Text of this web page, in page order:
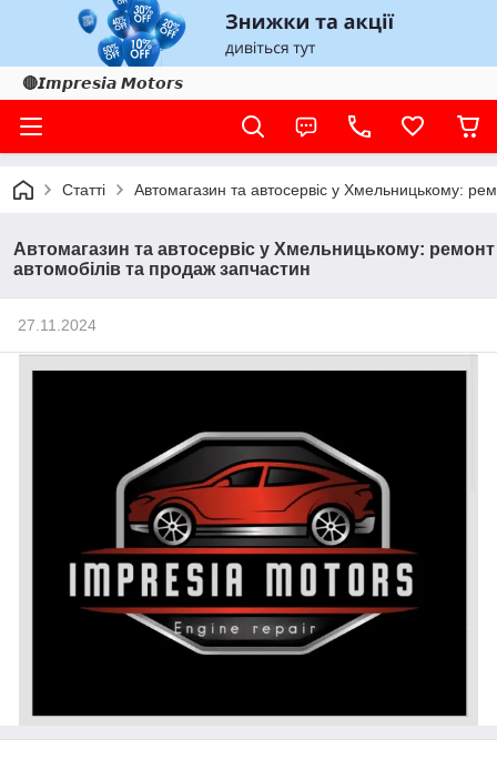
🔴𝙄𝙢𝙥𝙧𝙚𝙨𝙞𝙖 𝙈𝙤𝙩𝙤𝙧𝙨
Статті Автомагазин та автосервіс у Хмельницькому:
Автомагазин та автосервіс у Хмельницькому: ремонт
автомобілів та продаж запчастин
27.11.2024